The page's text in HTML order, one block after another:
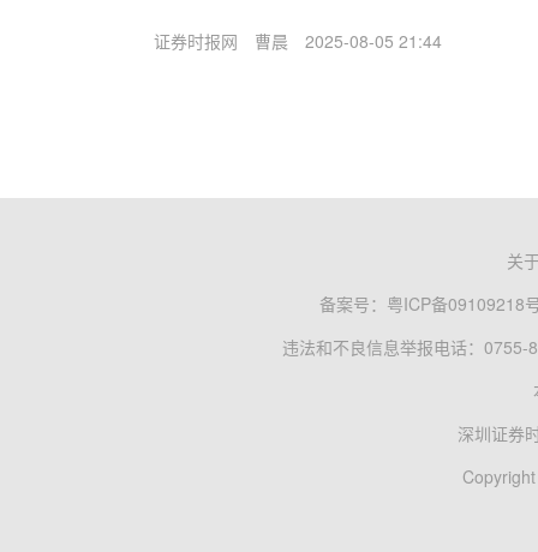
证券时报网 曹晨 2025-08-05 21:44
关
备案号： 粤ICP备09109218
违法和不良信息举报电话：0755-
深圳证券